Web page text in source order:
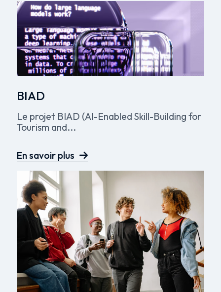
BIAD
Le projet BIAD (AI-Enabled Skill-Building for
Tourism and...
En savoir plus